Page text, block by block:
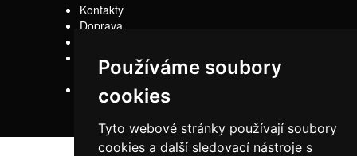
Používáme soubory
cookies
Tyto webové stránky používají soubory
cookies a další sledovací nástroje s
Kontakty
Doprava
Obchodní
podmínky
Reklamační řád